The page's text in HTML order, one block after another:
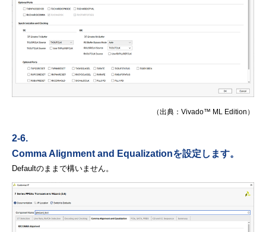
（出典：Vivado™ ML Edition）
2-6.
Comma Alignment and Equalizationを設定します。
Defaultのままで構いません。